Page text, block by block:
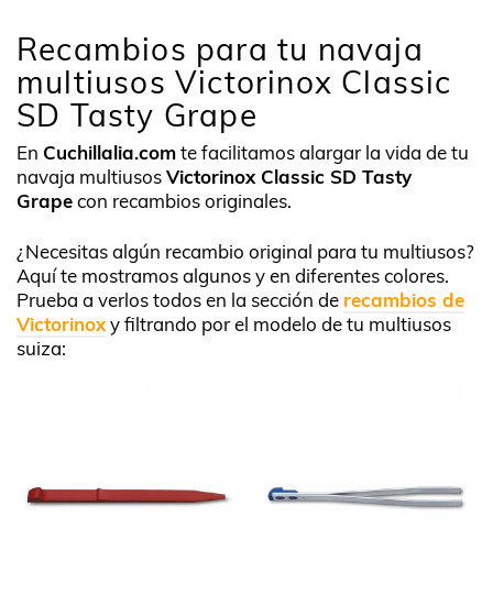
Recambios para tu navaja
multiusos Victorinox Classic
SD Tasty Grape
En Cuchillalia.comte facilitamos alargar la vida de tu
navaja multiusosVictorinox Classic SD Tasty
Grapecon recambios originales.
¿Necesitas algún recambio original para tu multiusos?
Aquí te mostramos algunos y en diferentes colores.
Prueba a verlos todos en la sección de recambios de
Victorinoxy filtrando por el modelo de tu multiusos
suiza: